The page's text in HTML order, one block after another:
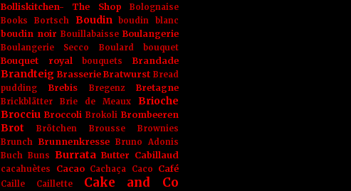
Bolliskitchen- The Shop
Bolognaise
Books
Bortsch Boudin boudin blanc
boudin noir Bouillabaisse Boulangerie
Boulangerie Secco Boulard bouquet
Bouquet royal bouquets Brandade
Brandteig Brasserie Bratwurst Bread
pudding
Brebis Bregenz Bretagne
Brickblätter Brie de Meaux
Brioche
Brocciu Broccoli Brokoli Brombeeren
Brot Brötchen Brousse
Brownies
Brunch Brunnenkresse Bruno Adonis
Buch Buns Burrata Butter Cabillaud
cacahuètes Cacao Cachaça Caco Café
Caille Caillette Cake and Co